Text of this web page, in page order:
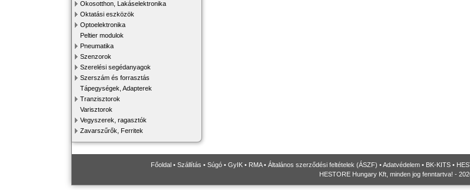
Okosotthon, Lakáselektronika
Oktatási eszközök
Optoelektronika
Peltier modulok
Pneumatika
Szenzorok
Szerelési segédanyagok
Szerszám és forrasztás
Tápegységek, Adapterek
Tranzisztorok
Varisztorok
Vegyszerek, ragasztók
Zavarszűrők, Ferritek
Főoldal • Szállítás • Súgó • GyIK • RMA• Általános szerződési feltételek (ÁSZF) •Adatvédelem • BK-KITS •
HESTORE Hungary Kft, minden jog fenntartva! -